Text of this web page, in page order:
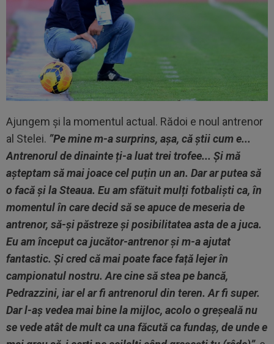
Ajungem și la momentul actual. Rădoi e noul antrenor
al Stelei. ”Pe mine m-a surprins, așa, că știi cum e...
Antrenorul de dinainte ți-a luat trei trofee... Și mă
așteptam să mai joace cel puțin un an. Dar ar putea să
o facă și la Steaua. Eu am sfătuit mulți fotbaliști ca, în
momentul în care decid să se apuce de meseria de
antrenor, să-și păstreze și posibilitatea asta de a juca.
Eu am început ca jucător-antrenor și m-a ajutat
fantastic. Și cred că mai poate face față lejer în
campionatul nostru. Are cine să stea pe bancă,
Pedrazzini, iar el ar fi antrenorul din teren. Ar fi super.
Dar l-aș vedea mai bine la mijloc, acolo o greșeală nu
se vede atât de mult ca una făcută ca fundaș, de unde e